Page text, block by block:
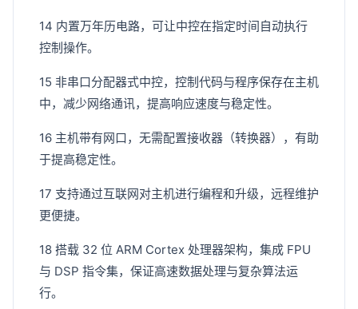
14 内置万年历电路，可让中控在指定时间自动执行
控制操作。
15 非串口分配器式中控，控制代码与程序保存在主机
中，减少网络通讯，提高响应速度与稳定性。
16 主机带有网口，无需配置接收器（转换器），有助
于提高稳定性。
17 支持通过互联网对主机进行编程和升级，远程维护
更便捷。
18 搭载 32 位 ARM Cortex 处理器架构，集成 FPU
与 DSP 指令集，保证高速数据处理与复杂算法运
行。